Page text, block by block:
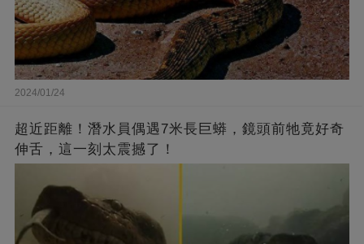
2024/01/24
超近距離！潛水員偶遇7米長巨蟒，鏡頭前牠竟好奇
伸舌，這一刻太震撼了！